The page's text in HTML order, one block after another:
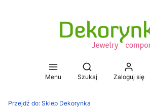
Menu
Otwórz
Szukaj Zaloguj się
Przejdź do: Sklep Dekorynka